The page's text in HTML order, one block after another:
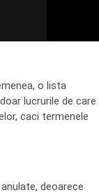
o lista
lucrurile de care
caci termenele
deoarece